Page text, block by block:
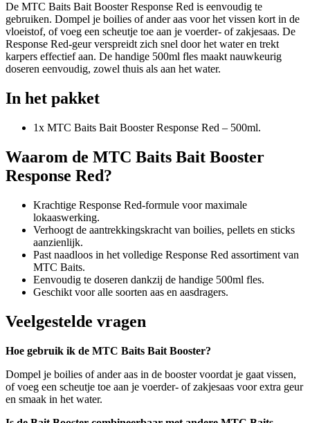
De MTC Baits Bait Booster Response Red is eenvoudig te
gebruiken. Dompel je boilies of ander aas voor het vissen kort in de
vloeistof, of voeg een scheutje toe aan je voerder- of zakjesaas. De
Response Red-geur verspreidt zich snel door het water en trekt
karpers effectief aan. De handige 500ml fles maakt nauwkeurig
doseren eenvoudig, zowel thuis als aan het water.
In het pakket
1x MTC Baits Bait Booster Response Red – 500ml.
Waarom de MTC Baits Bait Booster
Response Red?
Krachtige Response Red-formule voor maximale
lokaaswerking.
Verhoogt de aantrekkingskracht van boilies, pellets en sticks
aanzienlijk.
Past naadloos in het volledige Response Red assortiment van
MTC Baits.
Eenvoudig te doseren dankzij de handige 500ml fles.
Geschikt voor alle soorten aas en aasdragers.
Veelgestelde vragen
Hoe gebruik ik de MTC Baits Bait Booster?
Dompel je boilies of ander aas in de booster voordat je gaat vissen,
of voeg een scheutje toe aan je voerder- of zakjesaas voor extra geur
en smaak in het water.